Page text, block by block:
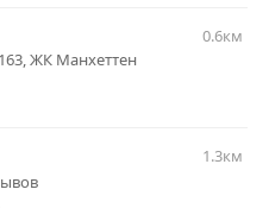
0.6км
ЖК Манхеттен
1.3км